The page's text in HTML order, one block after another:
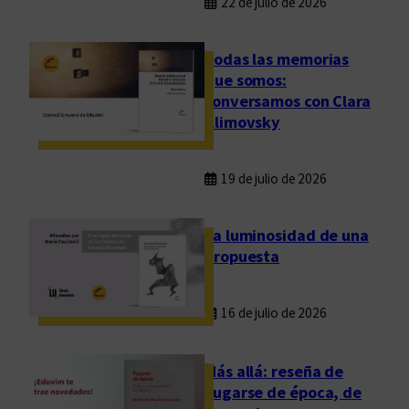
Todas las memorias
que somos:
conversamos con Clara
Klimovsky
19 de julio de 2026
La luminosidad de una
propuesta
16 de julio de 2026
Más allá: reseña de
Fugarse de época, de